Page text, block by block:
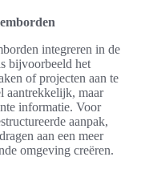
integreren in de
bijvoorbeeld het
of projecten aan te
aantrekkelijk, maar
informatie. Voor
aanpak,
aan een meer
omgeving creëren.